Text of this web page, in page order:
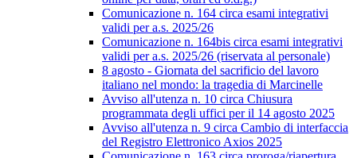
Comunicazione n. 164 circa esami integrativi
validi per a.s. 2025/26
Comunicazione n. 164bis circa esami integrativi
validi per a.s. 2025/26 (riservata al personale)
8 agosto - Giornata del sacrificio del lavoro
italiano nel mondo: la tragedia di Marcinelle
Avviso all'utenza n. 10 circa Chiusura
programmata degli uffici per il 14 agosto 2025
Avviso all'utenza n. 9 circa Cambio di interfaccia
del Registro Elettronico Axios 2025